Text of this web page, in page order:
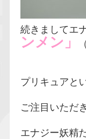
続きましてエ
ンメン」
プリキュアと
ご注目いただ
エナジー妖精